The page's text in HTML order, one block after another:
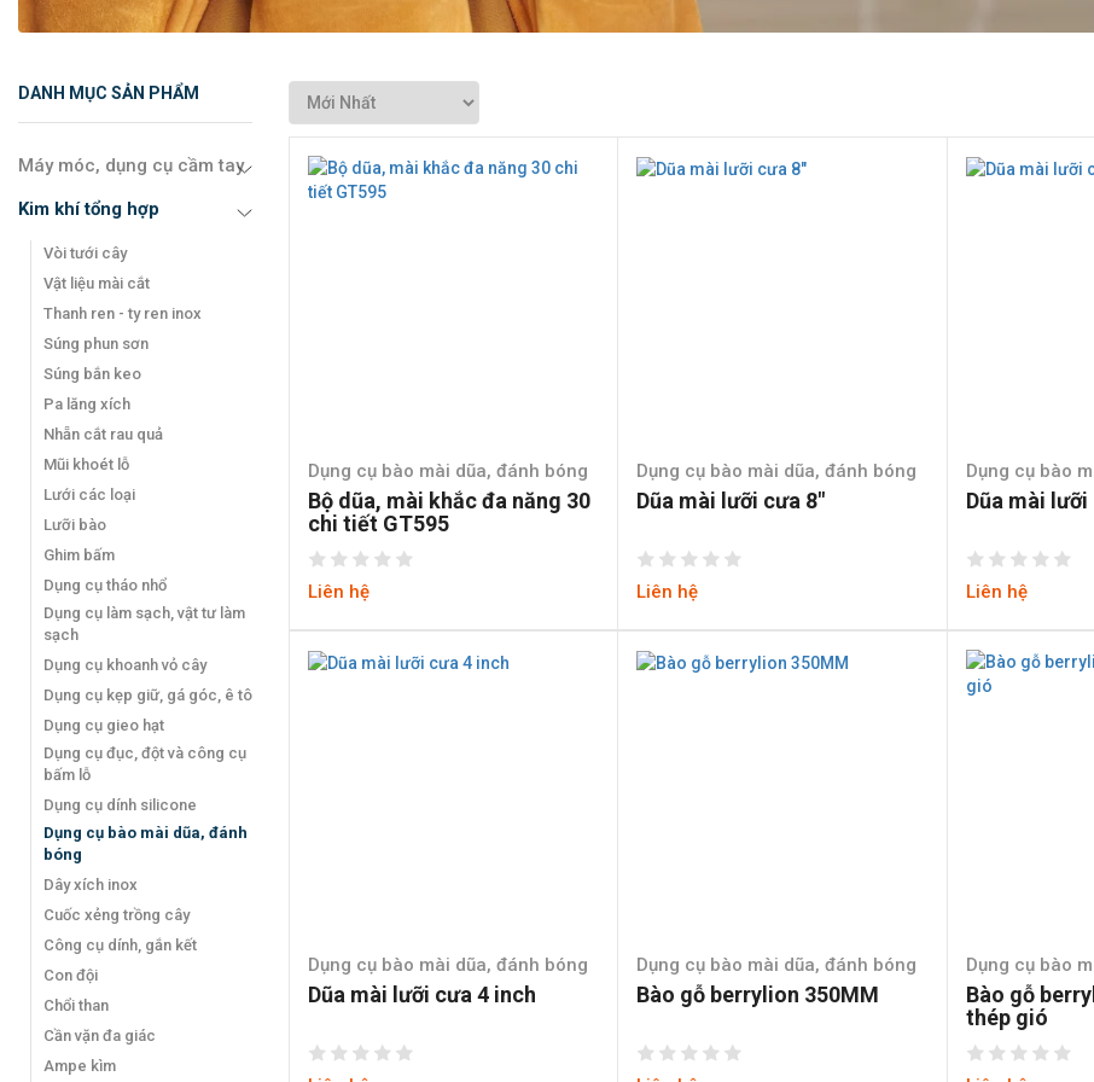
DANH MỤC SẢN PHẨM
Máy móc, dụng cụ cầm tay
Kim khí tổng hợp
Vòi tưới cây
Vật liệu mài cắt
Thanh ren - ty ren inox
Súng phun sơn
Súng bắn keo
Pa lăng xích
Nhẵn cắt rau quả
Mũi khoét lỗ
Lưới các loại
Lưỡi bào
Ghim bấm
Dụng cụ tháo nhổ
Dụng cụ làm sạch, vật tư làm
sạch
Dụng cụ khoanh vỏ cây
Dụng cụ kẹp giữ, gá góc, ê tô
Dụng cụ gieo hạt
Dụng cụ đục, đột và công cụ
bấm lỗ
Dụng cụ dính silicone
Dụng cụ bào mài dũa, đánh
bóng
Dây xích inox
Cuốc xẻng trồng cây
Công cụ dính, gắn kết
Con đội
Chổi than
Cần vặn đa giác
Ampe kìm
Dụng cụ bào mài dũa, đánh bóng
Bộ dũa, mài khắc đa năng 30
chi tiết GT595
Liên hệ
Dụng cụ bào mài dũa, đánh bóng
Dũa mài lưỡi cưa 8″
Liên hệ
Dụng cụ bào
Dũa mài lưỡi
Liên hệ
Dụng cụ bào mài dũa, đánh bóng
Dũa mài lưỡi cưa 4 inch
Dụng cụ bào mài dũa, đánh bóng
Bào gỗ berrylion 350MM
Dụng cụ bào
Bào gỗ
thép gió